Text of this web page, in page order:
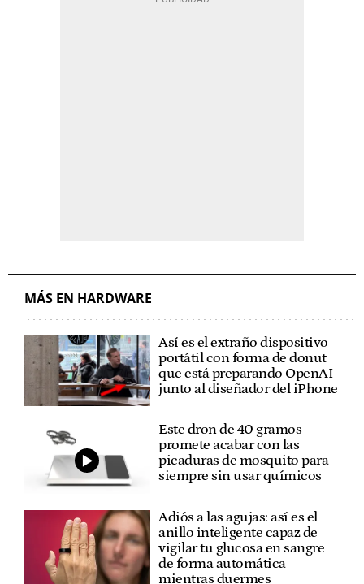
MÁS EN HARDWARE
Así es el extraño dispositivo
portátil con forma de donut
que está preparando OpenAI
junto al diseñador del iPhone
Este dron de 40 gramos
promete acabar con las
picaduras de mosquito para
siempre sin usar químicos
Adiós a las agujas: así es el
anillo inteligente capaz de
vigilar tu glucosa en sangre
de forma automática
mientras duermes